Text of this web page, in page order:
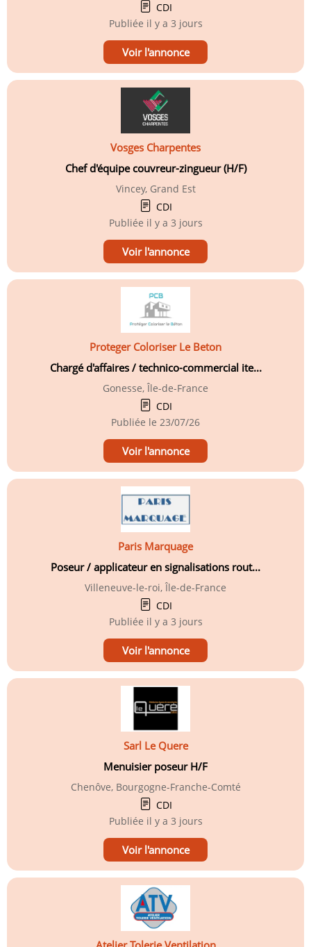
CDI
Publiée il y a 3 jours
Voir l'annonce
Vosges Charpentes
Chef d'équipe couvreur-zingueur (H/F)
Vincey, Grand Est
CDI
Publiée il y a 3 jours
Voir l'annonce
Proteger Coloriser Le Beton
Chargé d'affaires / technico-commercial ite...
Gonesse, Île-de-France
CDI
Publiée le 23/07/26
Voir l'annonce
Paris Marquage
Poseur / applicateur en signalisations rout...
Villeneuve-le-roi, Île-de-France
CDI
Publiée il y a 3 jours
Voir l'annonce
Sarl Le Quere
Menuisier poseur H/F
Chenôve, Bourgogne-Franche-Comté
CDI
Publiée il y a 3 jours
Voir l'annonce